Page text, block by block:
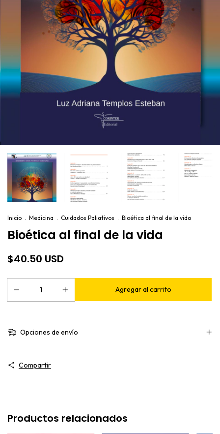
Inicio . Medicina . Cuidados Paliativos . Bioética al final de la vida
Bioética al final de la vida
$40.50 USD
Opciones de envío
Compartir
Productos relacionados